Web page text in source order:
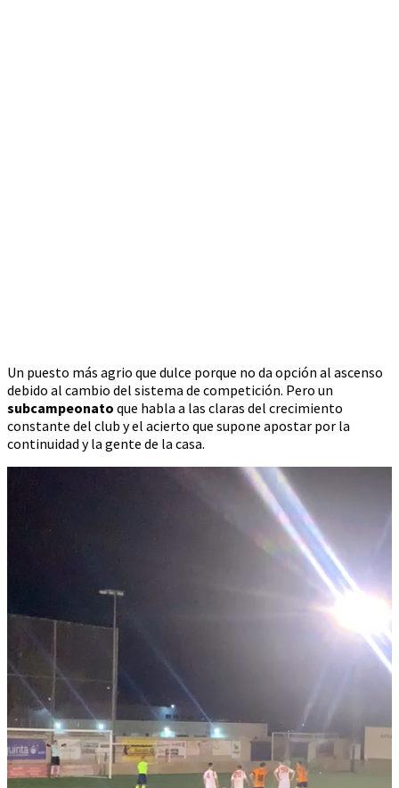
Un puesto más agrio que dulce porque no da opción al ascenso
debido al cambio del sistema de competición. Pero un
subcampeonato que habla a las claras del crecimiento
constante del club y el acierto que supone apostar por la
continuidad y la gente de la casa.